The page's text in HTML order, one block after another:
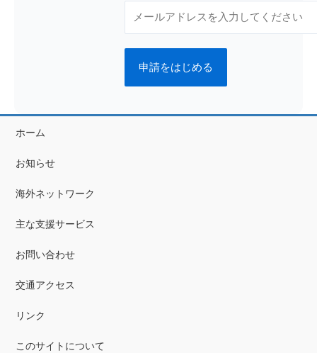
ホーム
お知らせ
海外ネットワーク
主な支援サービス
お問い合わせ
交通アクセス
リンク
このサイトについて